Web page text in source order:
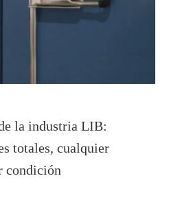
la industria LIB:
totales, cualquier
condición